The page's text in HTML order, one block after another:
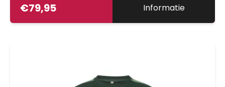
€79,95 Informatie